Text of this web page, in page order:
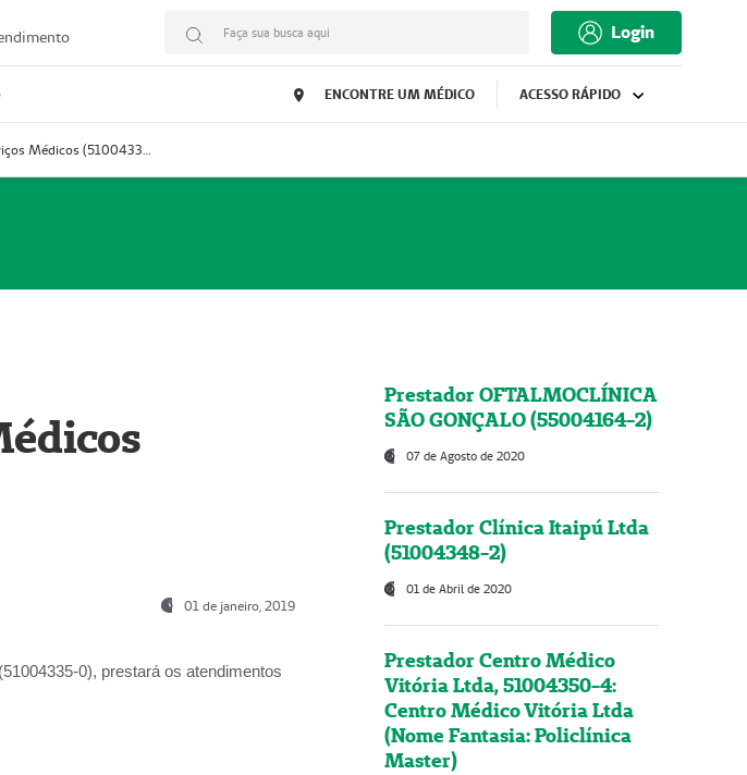
Faça sua busca aqui Login
ENCONTRE UM MÉDICO ACESSO RÁPIDO
Prestador Oncoped Serviços Médicos (51004335-0)
01 de janeiro, 2019
(51004335-0), prestará os atendimentos
Prestador OFTALMOCLÍNICA
SÃO GONÇALO (55004164-2)
07 de Agosto de 2020
Prestador Clínica Itaipú Ltda
(51004348-2)
01 de Abril de 2020
Prestador Centro Médico
Vitória Ltda, 51004350-4:
Centro Médico Vitória Ltda
(Nome Fantasia: Policlínica
Master)